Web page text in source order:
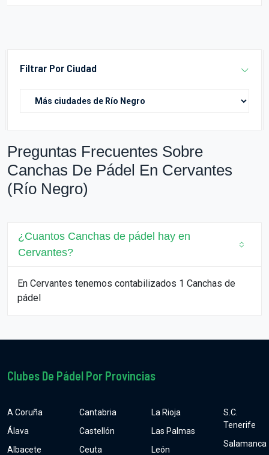
Filtrar Por Ciudad
Preguntas Frecuentes Sobre
Canchas De Pádel En Cervantes
(Río Negro)
¿Cuantos Canchas de pádel hay en
Cervantes?
En Cervantes tenemos contabilizados 1 Canchas de
pádel
Clubes De Pádel Por Provincias
A Coruña
Álava
Albacete
Cantabria
Castellón
Ceuta
La Rioja
Las Palmas
León
S.C.
Tenerife
Salamanca